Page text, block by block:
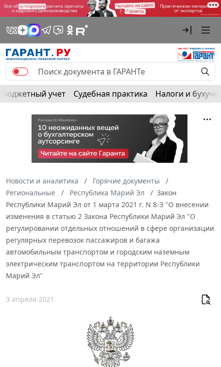
Бюджетный учет Судебная практика Налоги и
Новости и аналитика
Горячие документы
Региональные
Республика Марий Эл
Закон
Республики Марий Эл от 1 марта 2021 г. N 8-З "О внесении
изменения в статью 2 Закона Республики Марий Эл "О
регулировании отдельных отношений в сфере организации
регулярных перевозок пассажиров и багажа
автомобильным транспортом и городским наземным
электрическим транспортом на территории Республики
Марий Эл"
3 апреля 2021